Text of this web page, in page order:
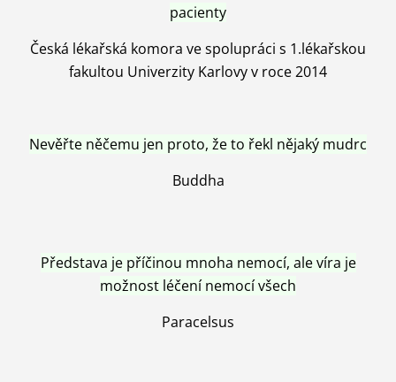
pacienty
Česká lékařská komora ve spolupráci s 1.lékařskou
fakultou Univerzity Karlovy v roce 2014
Nevěřte něčemu jen proto, že to řekl nějaký mudrc
Buddha
Představa je příčinou mnoha nemocí, ale víra je
možnost léčení nemocí všech
Paracelsus